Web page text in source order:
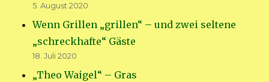
5. August 2020
Wenn Grillen „grillen“ – und zwei seltene
„schreckhafte“ Gäste
18. Juli 2020
„Theo Waigel“ – Gras